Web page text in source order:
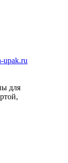
upak.ru
для